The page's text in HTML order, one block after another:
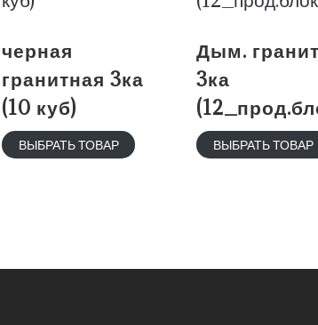
черная
гранитная 3ка
(10 куб)
ВЫБРАТЬ ТОВАР
Дым.
3ка
ВЫБРАТЬ ТОВАР